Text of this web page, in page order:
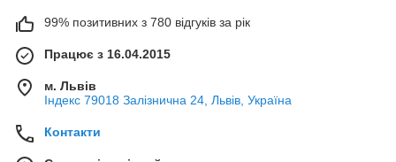
99% позитивних з 780 відгуків за рік
Працює з 16.04.2015
м. Львів
Індекс 79018 Залізнична 24, Львів, Україна
Контакти